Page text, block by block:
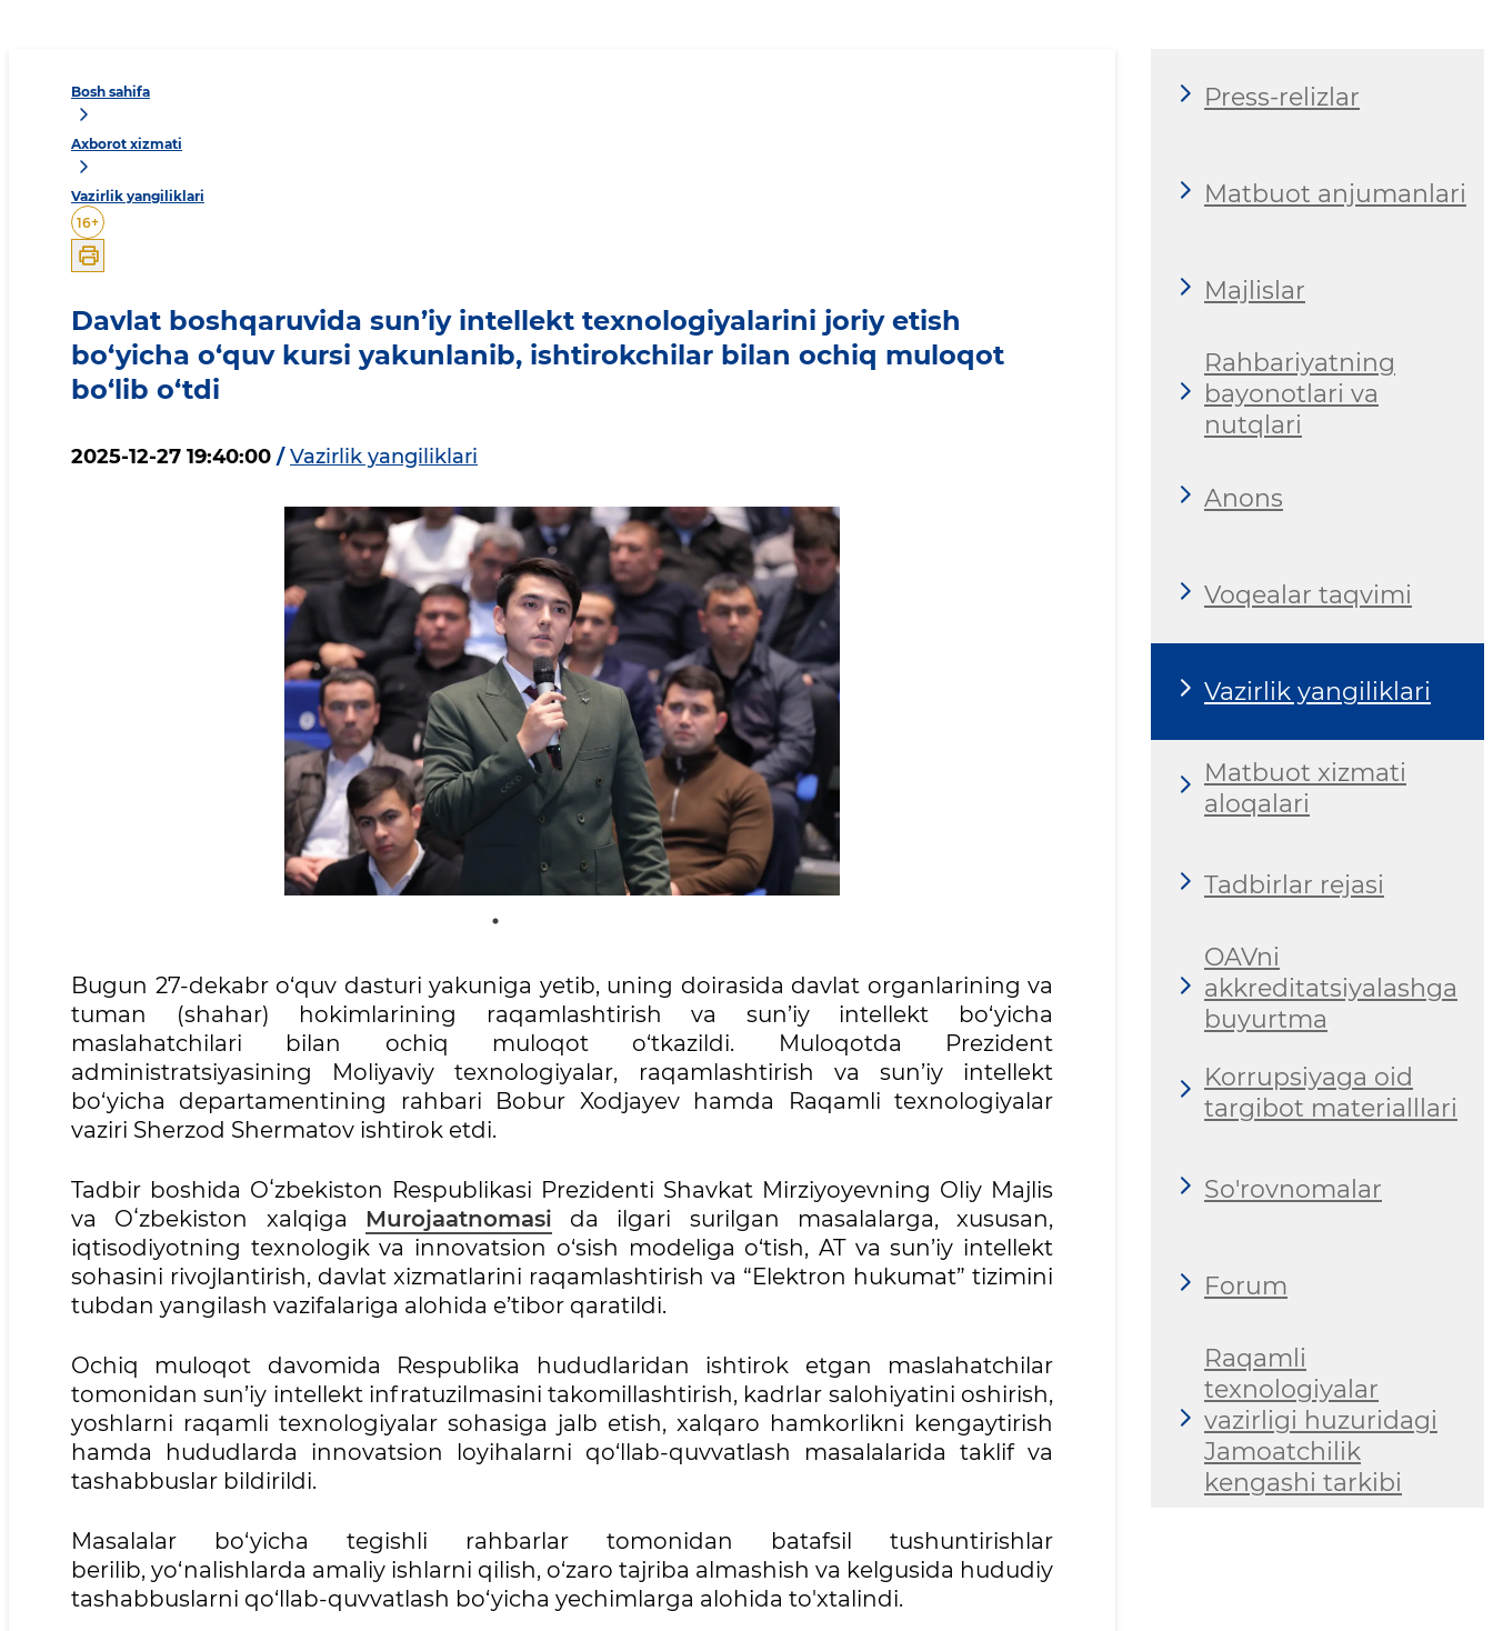
Bosh sahifa
Axborot xizmati
Vazirlik yangiliklari
16+
Davlat boshqaruvida sun’iy intellekt texnologiyalarini joriy etish
bo‘yicha o‘quv kursi yakunlanib, ishtirokchilar bilan ochiq muloqot
bo‘lib o‘tdi
2025-12-27 19:40:00 / Vazirlik yangiliklari
Bugun 27-dekabr o‘quv dasturi yakuniga yetib, uning doirasida davlat organlarining va
tuman (shahar) hokimlarining raqamlashtirish va sun’iy intellekt bo‘yicha
maslahatchilari bilan ochiq muloqot o‘tkazildi. Muloqotda Prezident
administratsiyasining Moliyaviy texnologiyalar, raqamlashtirish va sun’iy intellekt
bo‘yicha departamentining rahbari Bobur Xodjayev hamda Raqamli texnologiyalar
vaziri Sherzod Shermatov ishtirok etdi.
Tadbir boshida Oʻzbekiston Respublikasi Prezidenti Shavkat Mirziyoyevning Oliy Majlis
va Oʻzbekiston xalqiga Murojaatnomasi da ilgari surilgan masalalarga, xususan,
iqtisodiyotning texnologik va innovatsion o‘sish modeliga o‘tish, AT va sun’iy intellekt
sohasini rivojlantirish, davlat xizmatlarini raqamlashtirish va “Elektron hukumat” tizimini
tubdan yangilash vazifalariga alohida e’tibor qaratildi.
Ochiq muloqot davomida Respublika hududlaridan ishtirok etgan maslahatchilar
tomonidan sun’iy intellekt infratuzilmasini takomillashtirish, kadrlar salohiyatini oshirish,
yoshlarni raqamli texnologiyalar sohasiga jalb etish, xalqaro hamkorlikni kengaytirish
hamda hududlarda innovatsion loyihalarni qo‘llab-quvvatlash masalalarida taklif va
tashabbuslar bildirildi.
Masalalar bo‘yicha tegishli rahbarlar tomonidan batafsil tushuntirishlar
berilib, yo‘nalishlarda amaliy ishlarni qilish, o‘zaro tajriba almashish va kelgusida hududiy
tashabbuslarni qo‘llab-quvvatlash bo‘yicha yechimlarga alohida to'xtalindi.
Press-relizlar
Matbuot anjumanlari
Majlislar
Rahbariyatning
bayonotlari va
nutqlari
Anons
Voqealar taqvimi
Vazirlik yangiliklari
Matbuot xizmati
aloqalari
Tadbirlar rejasi
OAVni
akkreditatsiyalashga
buyurtma
Korrupsiyaga oid
targibot materialllari
So'rovnomalar
Forum
Raqamli
texnologiyalar
vazirligi huzuridagi
Jamoatchilik
kengashi tarkibi